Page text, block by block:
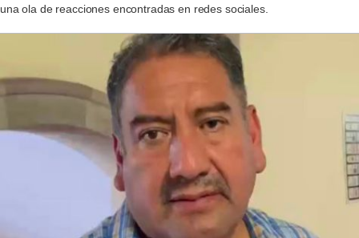
una ola de reacciones encontradas en redes sociales.